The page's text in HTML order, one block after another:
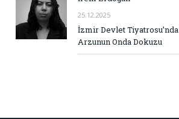
25.12.2025
İzmir Devlet
Arzunun Onda Dokuzu